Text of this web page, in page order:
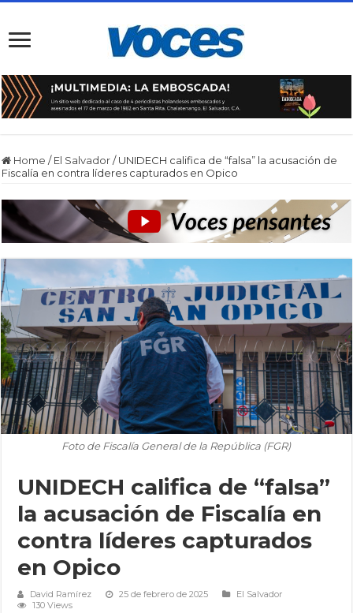
Home / El Salvador / UNIDECH califica de “falsa” la acusación de
Fiscalía en contra líderes capturados en Opico
Foto de Fiscalía General de la República (FGR)
UNIDECH califica de “falsa”
la acusación de Fiscalía en
contra líderes capturados
en Opico
David Ramírez 25 de febrero de 2025
El Salvador
130 Views